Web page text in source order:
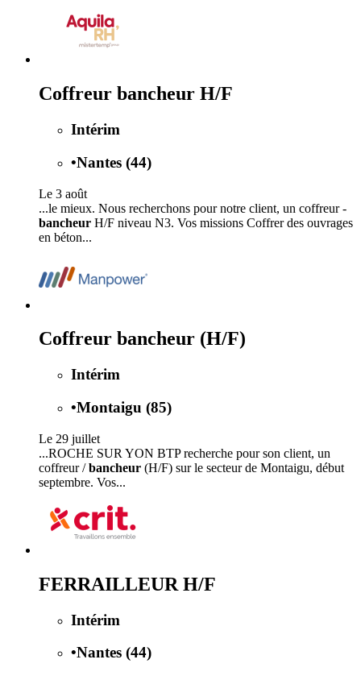
Coffreur bancheur H/F
Intérim
•Nantes (44)
Le 3 août
...le mieux. Nous recherchons pour notre client, un coffreur -
bancheur H/F niveau N3. Vos missions Coffrer des ouvrages
en béton...
Coffreur bancheur (H/F)
Intérim
•Montaigu (85)
Le 29 juillet
...ROCHE SUR YON BTP recherche pour son client, un
coffreur /bancheur (H/F) sur le secteur de Montaigu, début
septembre. Vos...
FERRAILLEUR H/F
Intérim
•Nantes (44)